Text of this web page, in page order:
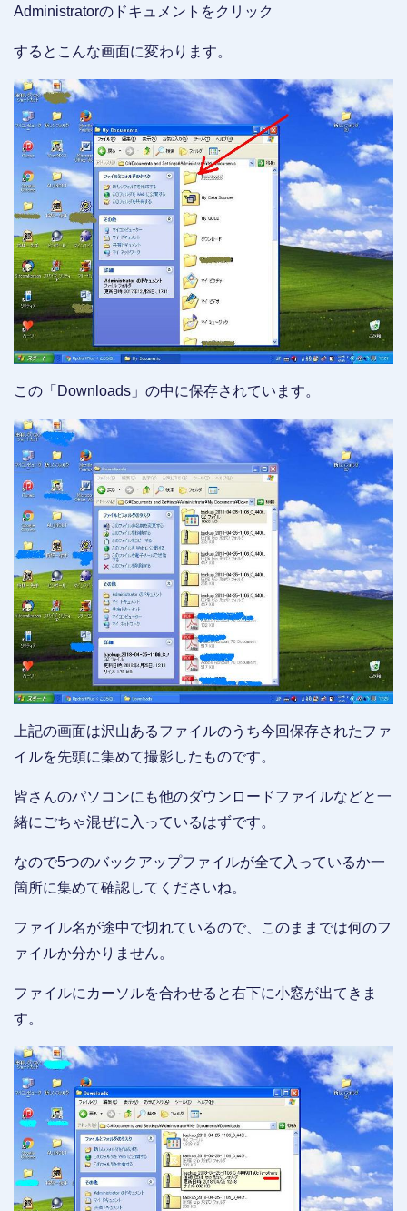
Administratorのドキュメントをクリック
するとこんな画面に変わります。
この「Downloads」の中に保存されています。
上記の画面は沢山あるファイルのうち今回保存されたファ
イルを先頭に集めて撮影したものです。
皆さんのパソコンにも他のダウンロードファイルなどと一
緒にごちゃ混ぜに入っているはずです。
なので5つのバックアップファイルが全て入っているか一
箇所に集めて確認してくださいね。
ファイル名が途中で切れているので、このままでは何のフ
ァイルか分かりません。
ファイルにカーソルを合わせると右下に小窓が出てきま
す。